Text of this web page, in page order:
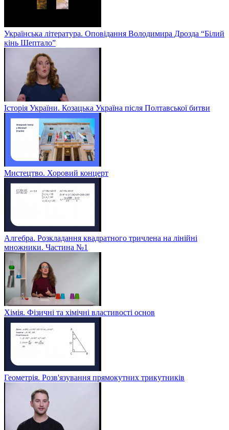
Українська література. Оповідання Володимира Дрозда “Білий
кінь Шептало”
Історія України. Козацька Україна після Полтавської битви
Мистецтво. Хоровий концерт
Алгебра. Розкладання квадратного тричлена на лінійні
множники. Частина №1
Хімія. Фізичні та хімічні властивості основ
Геометрія. Розв'язування прямокутних трикутників